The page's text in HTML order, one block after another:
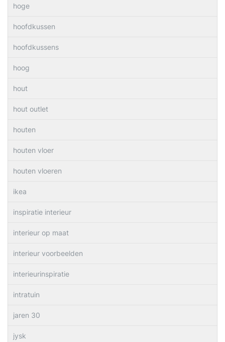
hoge
hoofdkussen
hoofdkussens
hoog
hout
hout outlet
houten
houten vloer
houten vloeren
ikea
inspiratie interieur
interieur op maat
interieur voorbeelden
interieurinspiratie
intratuin
jaren 30
jysk